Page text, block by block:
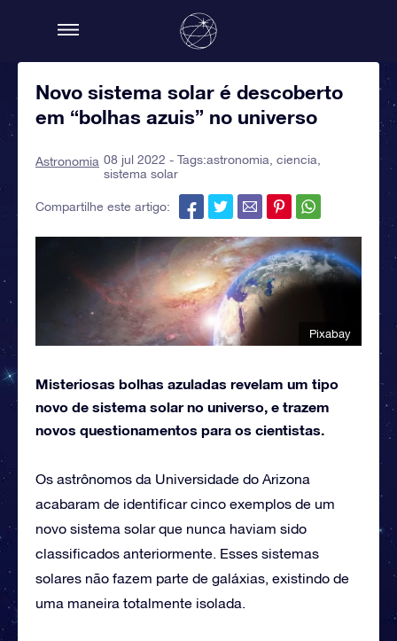
Novo sistema solar é descoberto
em “bolhas azuis” no universo
Astronomia 08 jul 2022 - Tags:astronomia ciencia
sistema solar
Compartilhe este artigo:
Pixabay
Misteriosas bolhas azuladas revelam um tipo
novo de sistema solar no universo, e trazem
novos questionamentos para os cientistas.
Os astrônomos da Universidade do Arizona
acabaram de identificar cinco exemplos de um
novo sistema solar que nunca haviam sido
classificados anteriormente. Esses sistemas
solares não fazem parte de galáxias, existindo de
uma maneira totalmente isolada.